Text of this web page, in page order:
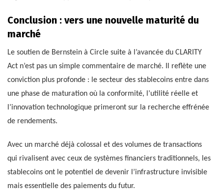
Conclusion : vers une nouvelle maturité du
marché
Le soutien de Bernstein à Circle suite à l’avancée du CLARITY
Act n’est pas un simple commentaire de marché. Il reflète une
conviction plus profonde : le secteur des stablecoins entre dans
une phase de maturation où la conformité, l’utilité réelle et
l’innovation technologique primeront sur la recherche effrénée
de rendements.
Avec un marché déjà colossal et des volumes de transactions
qui rivalisent avec ceux de systèmes financiers traditionnels, les
stablecoins ont le potentiel de devenir l’infrastructure invisible
mais essentielle des paiements du futur.